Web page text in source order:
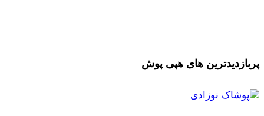
پربازدیدترین های هپی پوش